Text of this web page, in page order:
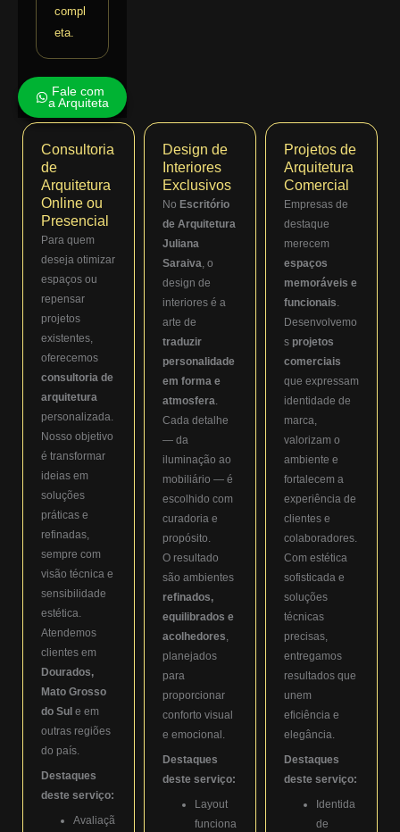
compl
eta.
Fale com
a Arquiteta
Consultoria
de
Arquitetura
Online ou
Presencial
Para quem
deseja otimizar
espaços ou
repensar
projetos
existentes,
oferecemos
consultoria de
arquitetura
personalizada.
Nosso objetivo
é transformar
ideias em
soluções
práticas e
refinadas,
sempre com
visão técnica e
sensibilidade
estética.
Atendemos
clientes em
Dourados,
Mato Grosso
do Sul e em
outras regiões
do país.
Destaques
deste serviço:
Avaliaçã
Design de
Interiores
Exclusivos
No Escritório
de Arquitetura
Juliana
Saraiva , o
design de
interiores é a
arte de
traduzir
personalidade
em forma e
atmosfera
Cada detalhe
— da
iluminação ao
mobiliário — é
escolhido com
curadoria e
propósito.
O resultado
são ambientes
refinados,
equilibrados e
acolhedores
planejados
para
proporcionar
conforto visual
e emocional.
Destaques
deste serviço:
Layout
funciona
Projetos de
Arquitetura
Comercial
Empresas de
destaque
merecem
espaços
memoráveis e
funcionais
Desenvolvemo
s projetos
comerciais
que expressam
identidade de
marca,
valorizam o
ambiente e
fortalecem a
experiência de
clientes e
colaboradores.
Com estética
sofisticada e
soluções
técnicas
precisas,
entregamos
resultados que
unem
eficiência e
elegância.
Destaques
deste serviço:
Identida
de